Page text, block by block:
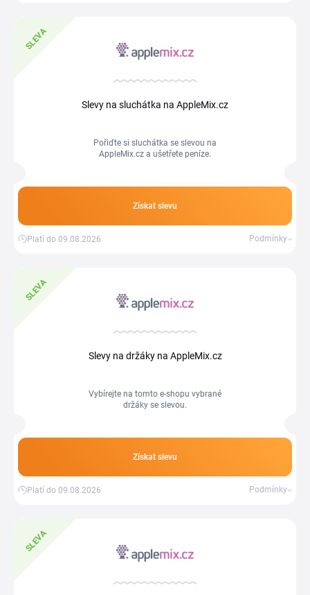
SLEVA
Slevy na sluchátka na AppleMix.cz
Pořiďte si sluchátka se slevou na
AppleMix.cz a ušetřete peníze.
Získat slevu
Platí do 09.08.2026 Podmínky
SLEVA
Slevy na držáky na AppleMix.cz
Vybírejte na tomto e-shopu vybrané
držáky se slevou.
Získat slevu
Platí do 09.08.2026 Podmínky
SLEVA